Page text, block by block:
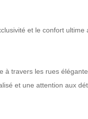
et le confort ultime
à travers les rues
et une attention aux